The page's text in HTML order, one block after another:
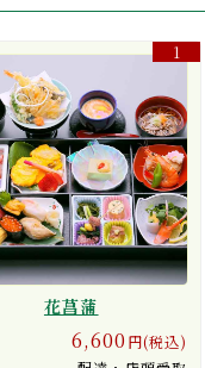
1
花菖蒲
6,600 円(税込)